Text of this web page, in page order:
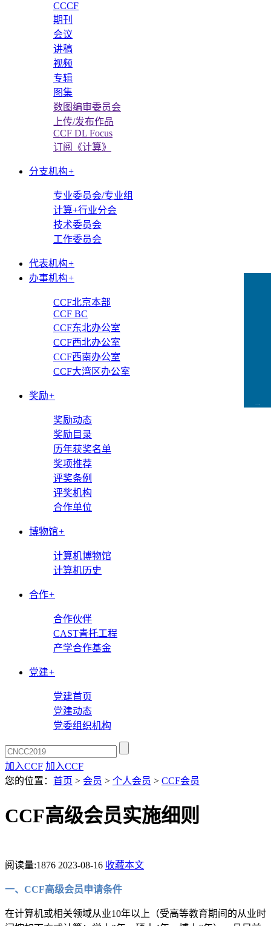
CCCF
期刊
会议
讲稿
视频
专辑
图集
数图编审委员会
上传/发布作品
CCF DL Focus
订阅《计算》
分支机构+
专业委员会/专业组
计算+行业分会
技术委员会
工作委员会
代表机构+
办事机构+
CCF北京本部
CCF BC
CCF东北办公室
CCF西北办公室
CCF西南办公室
CCF大湾区办公室
奖励+
奖励动态
奖励目录
历年获奖名单
奖项推荐
评奖条例
评奖机构
合作单位
博物馆+
计算机博物馆
计算机历史
合作+
合作伙伴
CAST青托工程
产学合作基金
党建+
党建首页
党建动态
党委组织机构
加入CCF 加入CCF
您的位置： 首页 > 会员 > 个人会员 > CCF会员
CCF高级会员实施细则
阅读量:1876 2023-08-16 收藏本文
一、CCF高级会员申请条件
在计算机或相关领域从业10年以上（受高等教育期间的从业时